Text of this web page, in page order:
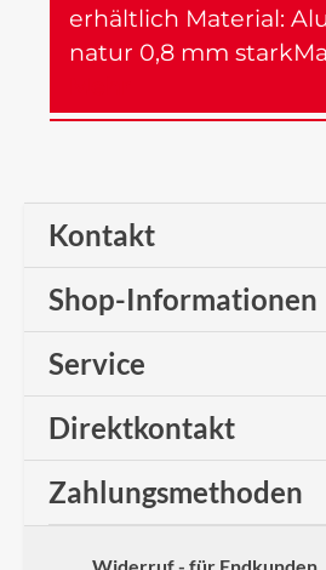
erhältlich Material:
natur 0,8 mm
Kontakt
Shop-Informationen
Service
Direktkontakt
Zahlungsmethoden